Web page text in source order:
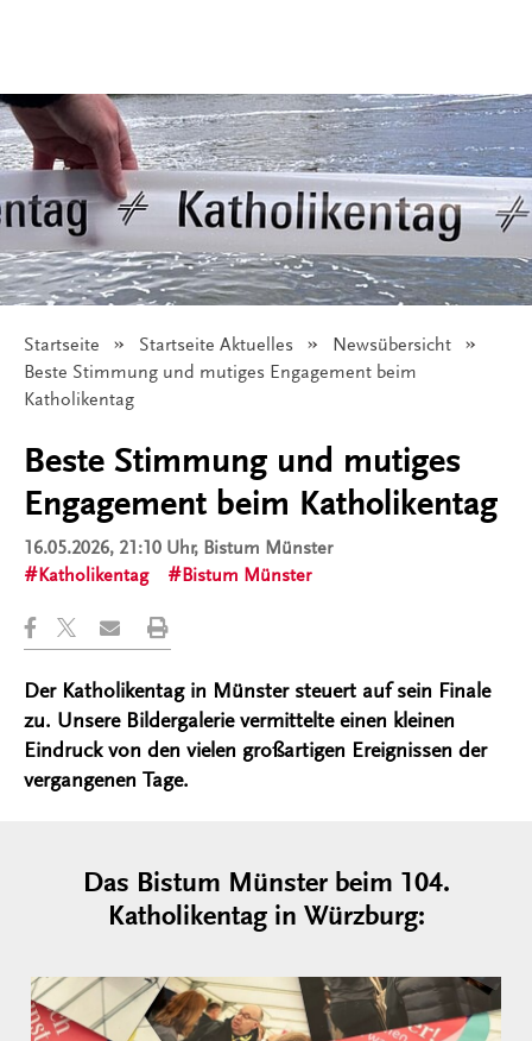
Startseite Startseite Aktuelles
Newsübersicht
Angezeigt:
Beste Stimmung und mutiges Engagement beim
Katholikentag
Beste Stimmung und mutiges
Engagement beim Katholikentag
16.05.2026, 21:10 Uhr, Bistum Münster
Katholikentag
Bistum Münster
Der Katholikentag in Münster steuert auf sein Finale
zu. Unsere Bildergalerie vermittelte einen kleinen
Eindruck von den vielen großartigen Ereignissen der
vergangenen Tage.
Das Bistum Münster beim 104.
Katholikentag in Würzburg: